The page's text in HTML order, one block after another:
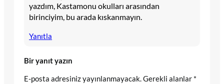
yazdım, Kastamonu okulları arasından
birinciyim, bu arada kıskanmayın.
Yanıtla
Bir yanıt yazın
E-posta adresiniz yayınlanmayacak.Gerekli alanlar *